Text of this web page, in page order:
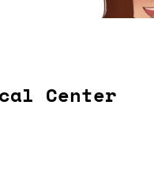
Center